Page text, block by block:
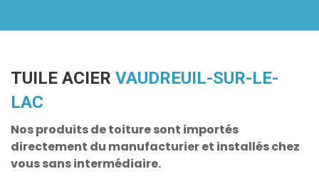
TUILE ACIER VAUDREUIL-SUR-LE-
LAC
Nos produits de toiture sont importés
directement du manufacturier et installés chez
vous sans intermédiaire.